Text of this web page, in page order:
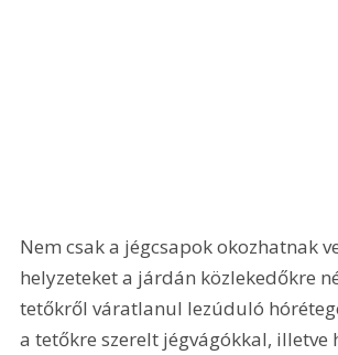
Nem csak a jégcsapok okozhatnak
helyzeteket a járdán közlekedőkre
tetőkről váratlanul lezúduló
a tetőkre szerelt jégvágókkal, illetve